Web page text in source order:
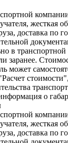
компании
жесткая
доставка по
в
заранее.
может
о
компании
жесткая
доставка по